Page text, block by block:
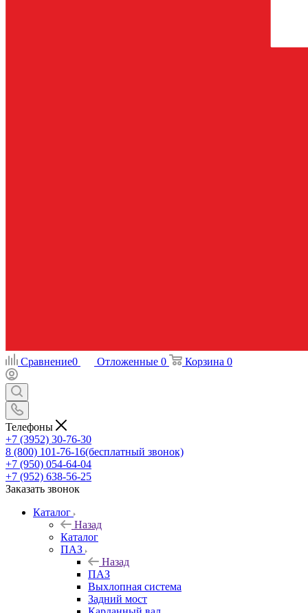
Сравнение0 Отложенные 0 Корзина 0
Телефоны
+7 (3952) 30-76-30
8 (800) 101-76-16(бесплатный звонок)
+7 (950) 054-64-04
+7 (952) 638-56-25
Заказать звонок
Каталог
Назад
Каталог
ПАЗ
Назад
ПАЗ
Выхлопная система
Задний мост